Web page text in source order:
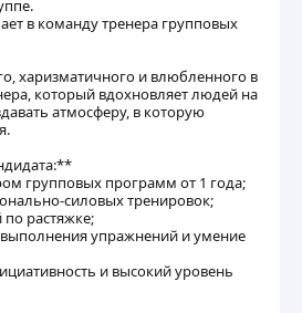
в команду тренера групповых
харизматичного и влюбленного в
который вдохновляет людей на
атмосферу, в которую
групповых программ от 1 года;
силовых тренировок;
по растяжке;
выполнения упражнений и умение
и высокий уровень